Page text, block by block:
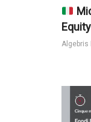
Algebris